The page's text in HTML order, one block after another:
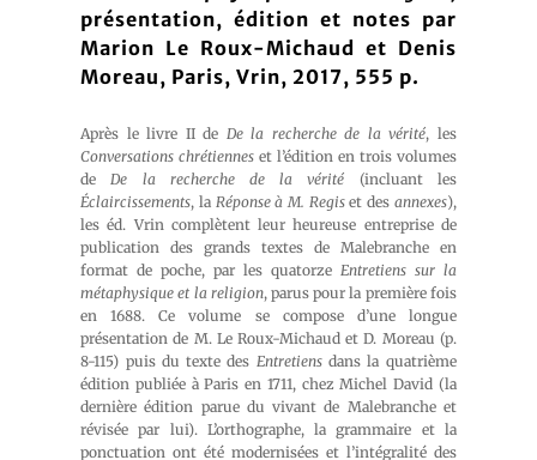
présentation, édition et notes par
Marion Le Roux-Michaud et Denis
Moreau, Paris, Vrin, 2017, 555 p.
Après le livre II de De la recherche de la vérité, les
Conversations chrétiennes et l’édition en trois volumes
deDe la recherche de la vérité (incluant les
Éclaircissements, la Réponse à M. Regiset des annexes),
les éd. Vrin complètent leur heureuse entreprise de
publication des grands textes de Malebranche en
format de poche, par les quatorze Entretiens sur la
métaphysique et la religion, parus pour la première fois
en 1688. Ce volume se compose d’une longue
présentation de M. Le Roux-Michaud et D. Moreau (p.
8-115) puis du texte des Entretiensdans la quatrième
édition publiée à Paris en 1711, chez Michel David (la
dernière édition parue du vivant de Malebranche et
révisée par lui). L’orthographe, la grammaire et la
ponctuation ont été modernisées et l’intégralité des